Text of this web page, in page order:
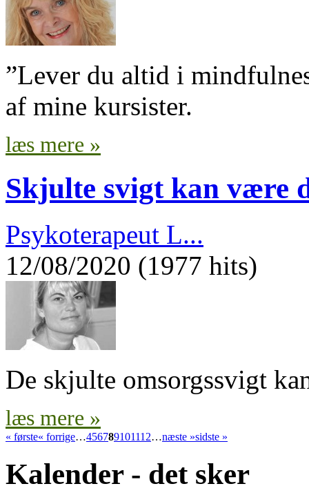
”Lever du altid i
af mine kursister.
læs mere »
Skjulte svigt kan være
Psykoterapeut L...
12/08/2020 (1977 hits)
De skjulte omsorgssvigt
læs mere »
« første« forrige…456789101112…næste »sidste »
Kalender - det sker